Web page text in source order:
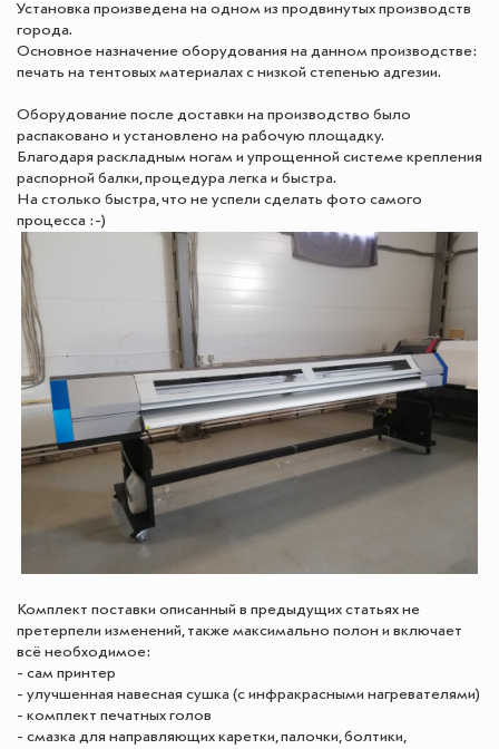
Установка произведена на одном из продвинутых производств
города.
Основное назначение оборудования на данном производстве:
печать на тентовых материалах с низкой степенью адгезии.
Оборудование после доставки на производство было
распаковано и установлено на рабочую площадку.
Благодаря раскладным ногам и упрощенной системе крепления
распорной балки, процедура легка и быстра.
На столько быстра, что не успели сделать фото самого
процесса :-)
Комплект поставки описанный в предыдущих статьях не
претерпели изменений, также максимально полон и включает
всё необходимое:
- сам принтер
- улучшенная навесная сушка (с инфракрасными нагревателями)
- комплект печатных голов
- смазка для направляющих каретки, палочки, болтики,